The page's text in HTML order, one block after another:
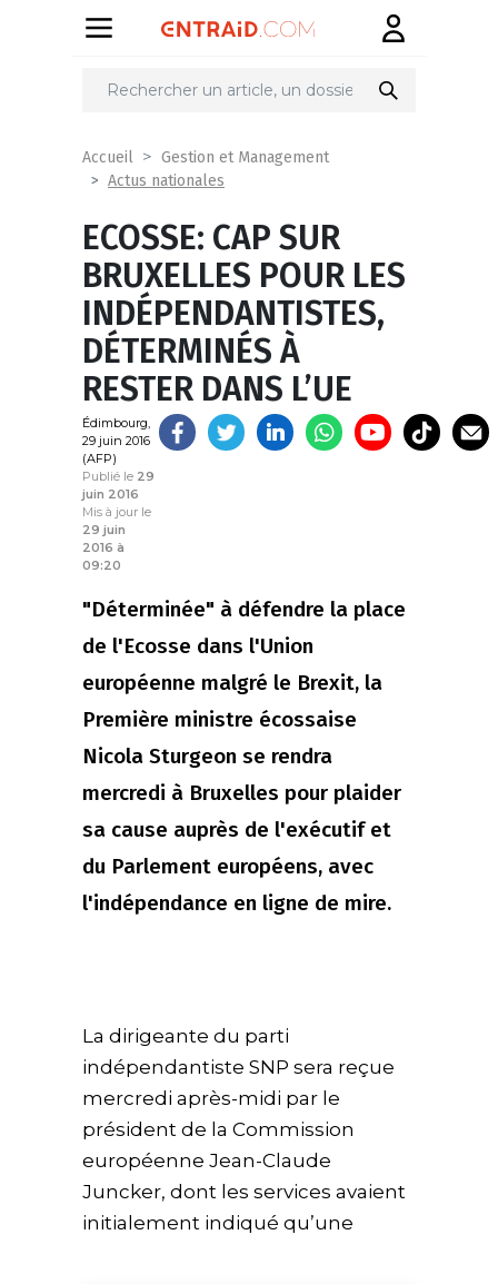
Partager
Accueil
Gestion et Management
Actus nationales
ECOSSE: CAP SUR
BRUXELLES POUR LES
INDÉPENDANTISTES,
DÉTERMINÉS À
RESTER DANS L’UE
Édimbourg,
29 juin 2016
(AFP)
Publié le 29
juin 2016
Mis à jour le
29 juin
2016 à
09:20
"Déterminée" à défendre la place
de l'Ecosse dans l'Union
européenne malgré le Brexit, la
Première ministre écossaise
Nicola Sturgeon se rendra
mercredi à Bruxelles pour plaider
sa cause auprès de l'exécutif et
du Parlement européens, avec
l'indépendance en ligne de mire.
La dirigeante du parti
indépendantiste SNP sera reçue
mercredi après-midi par le
président de la Commission
européenne Jean-Claude
Juncker, dont les services avaient
initialement indiqué qu’une